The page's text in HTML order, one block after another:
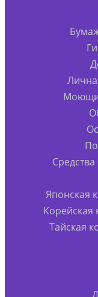
Японская
Корейская
Тайская